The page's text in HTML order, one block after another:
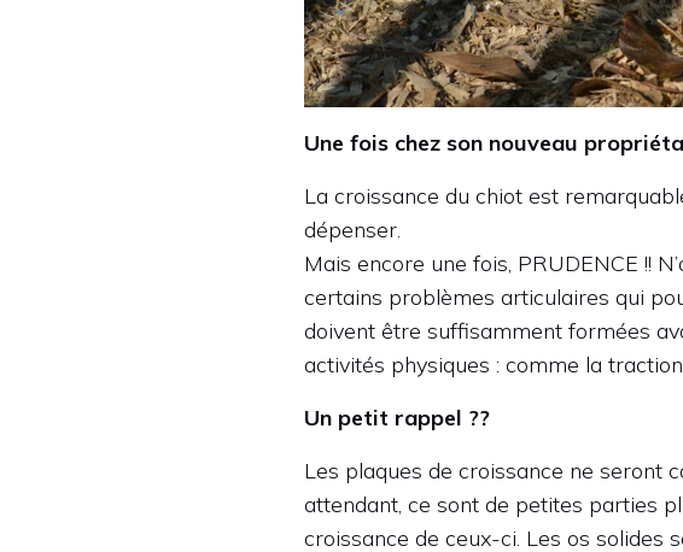
Une fois chez son nouveau
La croissance du chiot est
dépenser.
Mais encore une fois, PRUDENCE !!
certains problèmes articulaires qui
doivent être suffisamment formées
activités physiques : comme la
Un petit rappel ??
Les plaques de croissance ne seront
attendant, ce sont de petites parties
croissance de ceux-ci. Les os solides